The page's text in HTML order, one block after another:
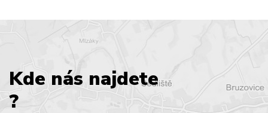
Kde nás najdete
?